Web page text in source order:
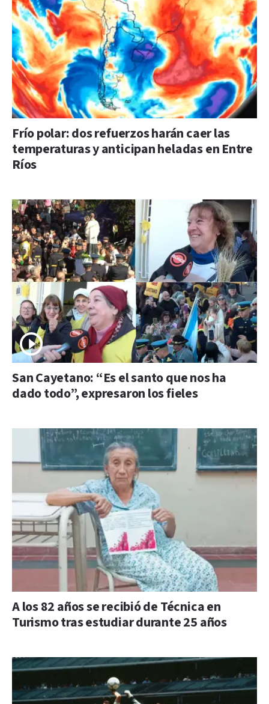
Frío polar: dos refuerzos harán caer las
temperaturas y anticipan heladas en Entre
Ríos
San Cayetano: “Es el santo que nos ha
dado todo”, expresaron los fieles
A los 82 años se recibió de Técnica en
Turismo tras estudiar durante 25 años